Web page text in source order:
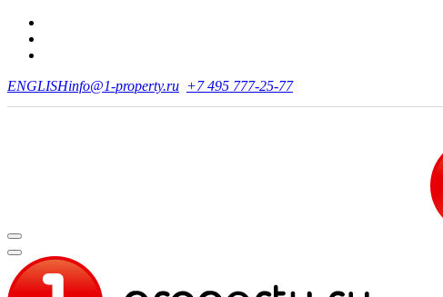
ENGLISHinfo@1-property.ru +7 495 777-25-77